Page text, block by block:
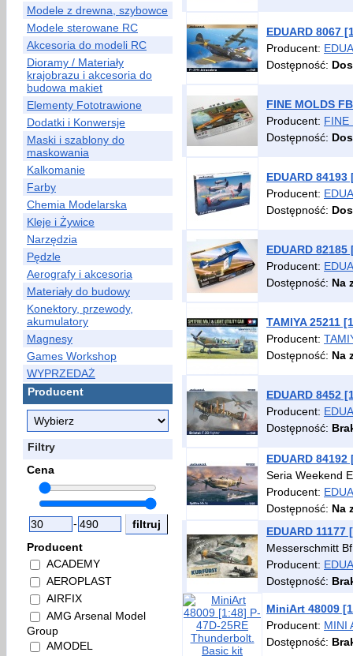
Modele z drewna, szybowce
Modele sterowane RC
Akcesoria do modeli RC
Dioramy / Materiały
krajobrazu i akcesoria do
budowa makiet
Elementy Fototrawione
Dodatki i Konwersje
Maski i szablony do
maskowania
Kalkomanie
Farby
Chemia Modelarska
Kleje i Żywice
Narzędzia
Pędzle
Aerografy i akcesoria
Materiały do budowy
Konektory, przewody,
akumulatory
Magnesy
Games Workshop
WYPRZEDAŻ
Producent
Filtry
Cena
-
Producent
ACADEMY
AEROPLAST
AIRFIX
AMG Arsenal Model
Group
AMODEL
EDUARD 8067
Producent:
Dostępność:
FINE MOLDS
Producent: FINE
Dostępność:
EDUARD
Producent:
Dostępność:
EDUARD
Producent:
Dostępność: Na
TAMIYA 25211
Producent:
Dostępność: Na
EDUARD 8452
Producent:
Dostępność:
EDUARD
Seria Weekend
Producent:
Dostępność: Na
EDUARD
Messerschmitt
Producent:
Dostępność:
MiniArt 48009
Producent: MINI
Dostępność: